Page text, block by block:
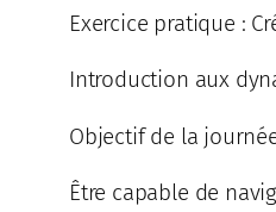
Exercice pratique :
Introduction aux
Objectif de la
Être capable de